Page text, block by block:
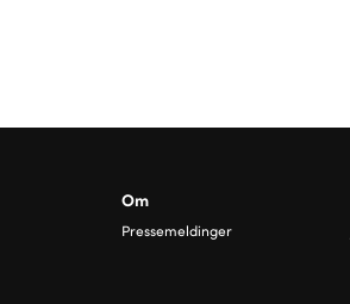
Om
Pressemeldinger